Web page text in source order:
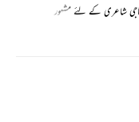
شاعری کے لئے مشہور